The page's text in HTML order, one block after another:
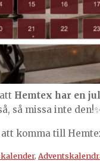
Hemtex har en
så missa inte
komma till
,